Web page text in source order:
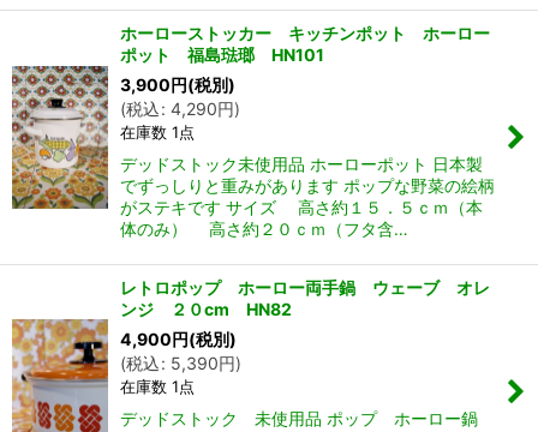
ホーローストッカー キッチンポット ホーロー
ポット 福島琺瑯 HN101
3,900円(税別)
(税込: 4,290円)
在庫数 1点
デッドストック未使用品 ホーローポット 日本製
でずっしりと重みがあります ポップな野菜の絵柄
がステキです サイズ 高さ約１５．５ｃｍ（本
体のみ） 高さ約２０ｃｍ（フタ含…
レトロポップ ホーロー両手鍋 ウェーブ オレ
ンジ ２０cm HN82
4,900円(税別)
(税込: 5,390円)
在庫数 1点
デッドストック 未使用品 ポップ ホーロー鍋